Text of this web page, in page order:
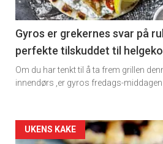
section
11
Gyros er grekernes svar på
perfekte tilskuddet til
Om du har tenkt til å ta frem grillen
innendørs ,er gyros fredags-middagen
Artikler
UKENS KAKE